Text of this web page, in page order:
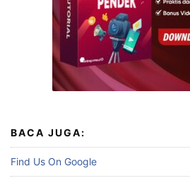
BACA JUGA:
Find Us On Google